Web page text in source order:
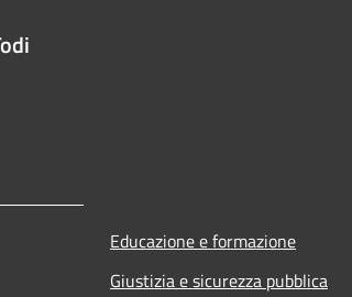
Educazione e formazione
Giustizia e sicurezza pubblica